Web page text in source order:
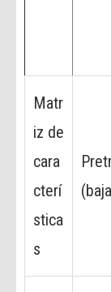
Matr
iz de
cara
cterí
stica
s